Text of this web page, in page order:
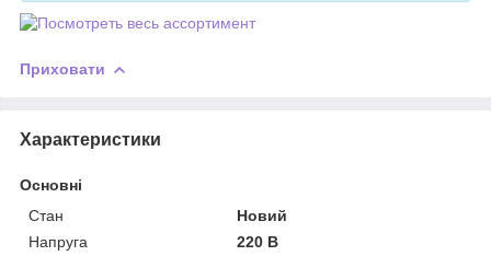
Приховати
Характеристики
Основні
Стан
Новий
Напруга
220 В